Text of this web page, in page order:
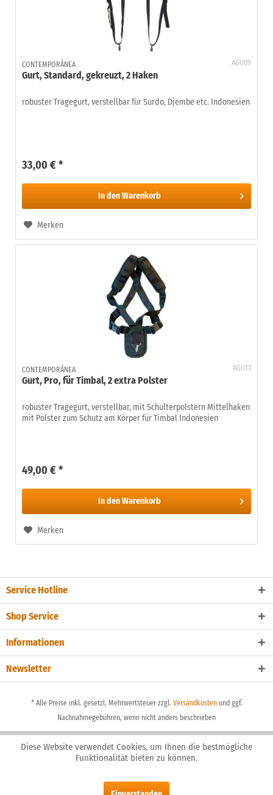
AGU09
CONTEMPORÂNEA
Gurt, Standard, gekreuzt, 2 Haken
robuster Tragegurt, verstellbar für Surdo, Djembe etc. Indonesien
33,00 € *
In den Warenkorb
Merken
AGU13
CONTEMPORÂNEA
Gurt, Pro, für Timbal, 2 extra Polster
robuster Tragegurt, verstellbar, mit Schulterpolstern Mittelhaken
mit Polster zum Schutz am Körper für Timbal Indonesien
49,00 € *
In den Warenkorb
Merken
Service Hotline
Shop Service
Informationen
Newsletter
* Alle Preise inkl. gesetzl. Mehrwertsteuer zzgl. Versandkostenund ggf.
Nachnahmegebühren, wenn nicht anders beschrieben
Diese Website verwendet Cookies, um Ihnen die bestmögliche
Funktionalität bieten zu können.